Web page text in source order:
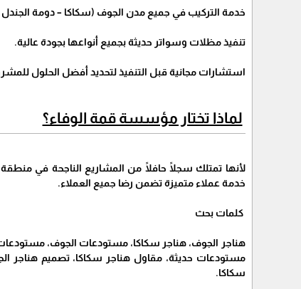
خدمة التركيب في جميع مدن الجوف (سكاكا – دومة
تنفيذ مظلات وسواتر حديثة بجميع أنواعها بجودة عالية.
استشارات مجانية قبل التنفيذ لتحديد أفضل الحلول
لماذا تختار مؤسسة قمة الوفاء؟
لأنها تمتلك سجلًا حافلًا من المشاريع الناجحة في منطقة
خدمة عملاء متميزة تضمن رضا جميع العملاء.
كلمات بحث
هناجر الجوف، هناجر سكاكا، مستودعات الجوف،
مستودعات حديثة، مقاول هناجر سكاكا، تصميم هناجر
سكاكا.